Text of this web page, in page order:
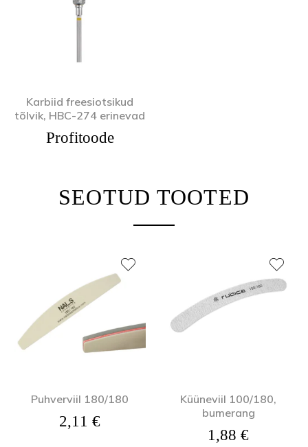
Karbiid freesiotsikud
tõlvik, HBC-274 erinevad
Profitoode
SEOTUD TOOTED
Puhverviil 180/180
2,11 €
Küüneviil 100/180,
bumerang
1,88 €